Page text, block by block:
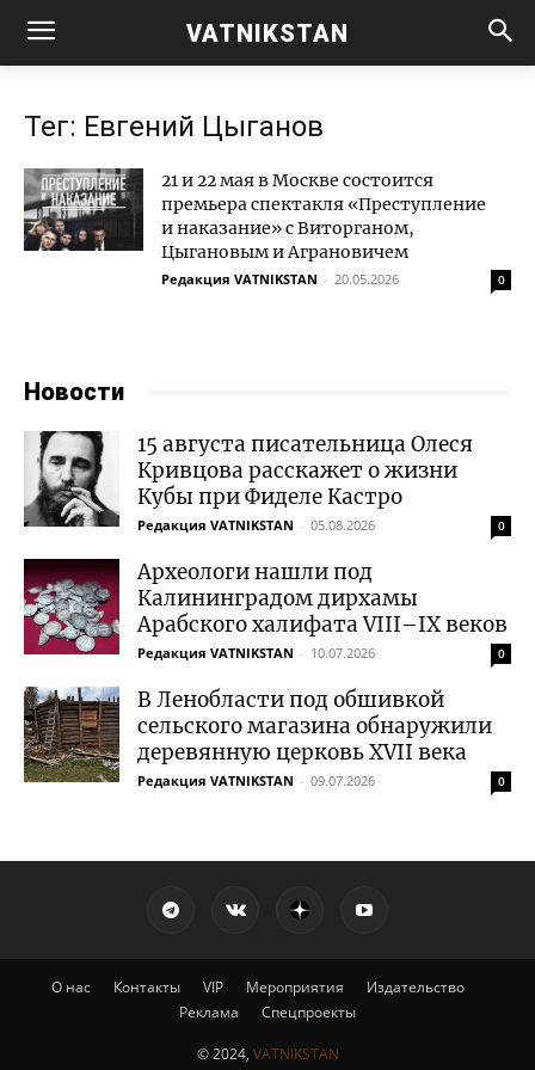
VATNIKSTAN
Тег: Евгений Цыганов
21 и 22 мая в Москве состоится
премьера спектакля «Преступление
и наказание» с Виторганом,
Цыгановым и Аграновичем
Редакция VATNIKSTAN - 20.05.2026 0
Новости
15 августа писательница Олеся
Кривцова расскажет о жизни
Кубы при Фиделе Кастро
Редакция VATNIKSTAN - 05.08.2026 0
Археологи нашли под
Калининградом дирхамы
Арабского халифата VIII–IX веков
Редакция VATNIKSTAN - 10.07.2026 0
В Ленобласти под обшивкой
сельского магазина обнаружили
деревянную церковь XVII века
Редакция VATNIKSTAN - 09.07.2026 0
О нас Контакты VIP Мероприятия
Издательство
Реклама
Спецпроекты
© 2024, VATNIKSTAN